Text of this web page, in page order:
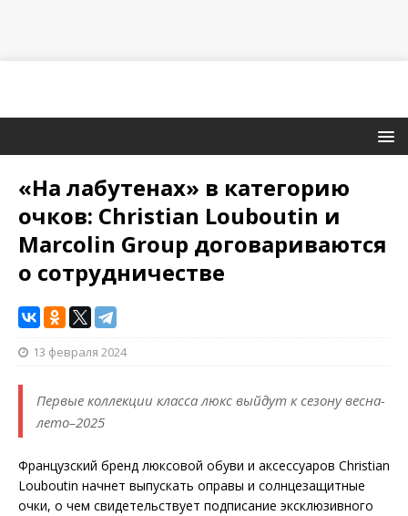
«На лабутенах» в категорию
очков: Christian Louboutin и
Marcolin Group договариваются
о сотрудничестве
13 февраля 2024
Первые коллекции класса люкс выйдут к сезону весна-
лето–2025
Французский бренд люксовой обуви и аксессуаров Christian
Louboutin начнет выпускать оправы и солнцезащитные
очки, о чем свидетельствует подписание эксклюзивного